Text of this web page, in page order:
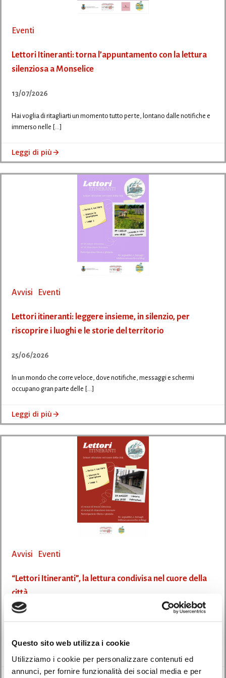
Questo sito web utilizza i cookie
Utilizziamo i cookie per personalizzare contenuti ed
annunci, per fornire funzionalità dei social media e per
Eventi
Lettori Itineranti: torna l’appuntamento con la lettura
silenziosa a Monselice
13/07/2026
Hai voglia di ritagliarti un momento tutto per te, lontano dalle notifiche e
immerso nelle […]
Leggi di più
Avvisi Eventi
Lettori itineranti: leggere insieme, in silenzio, per
riscoprire i luoghi e le storie del territorio
25/06/2026
In un mondo che corre veloce, dove notifiche, messaggi e schermi
occupano gran parte delle […]
Leggi di più
Avvisi Eventi
“Lettori Itineranti”, la lettura condivisa nel cuore della
città
Nuovo appuntamento a Monselice con i “Lettori Itineranti”, il gruppo che
Leggi di più